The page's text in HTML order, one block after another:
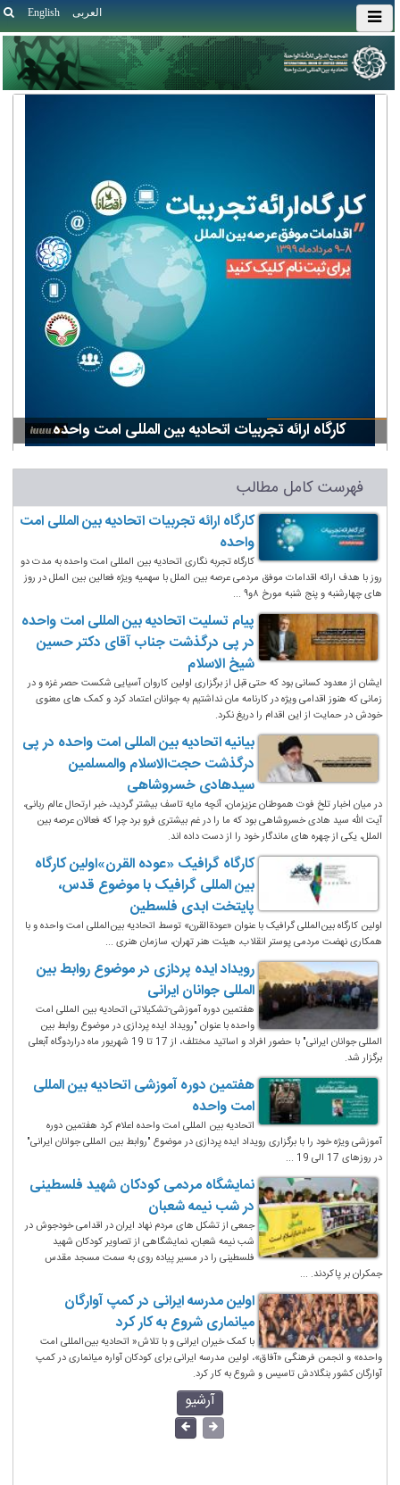
English العربی
کارگاه ارائه تجربیات اتحادیه بین المللی امت واحده
فهرست کامل مطالب
کارگاه ارائه تجربیات اتحادیه بین المللی امت
واحده
کارگاه تجربه نگاری اتحادیه بین المللی امت واحده به مدت دو
روز با هدف ارائه اقدامات موفق مردمی عرصه بین الملل با سهمیه ویژه فعالین بین الملل در روز
های چهارشنبه و پنج شنبه مورخ ۸و۹ ...
پیام تسلیت اتحادیه بین المللی امت واحده
در پی درگذشت جناب آقای دکتر حسین
شیخ الاسلام
ایشان از معدود کسانی بود که حتی قبل از برگزاری اولین کاروان آسیایی شکست حصر غزه و در
زمانی که هنوز اقدامی ویژه در کارنامه مان نداشتیم به جوانان اعتماد کرد و کمک های معنوی
خودش در حمایت از این اقدام را دریغ نکرد.
بیانیه اتحادیه بین المللی امت واحده در پی
درگذشت حجت‌الاسلام والمسلمین
سیدهادی خسروشاهی
در میان اخبار تلخ فوت هموطنان عزیزمان، آنچه مایه تاسف بیشتر گردید، خبر ارتحال عالم ربانی،
آیت الله سید هادی خسروشاهی بود که ما را در غم بیشتری فرو برد چرا که فعالان عرصه بین
الملل، یکی از چهره های ماندگار خود را از دست داده اند.
کارگاه گرافیک «عوده القرن»اولین کارگاه
بین المللی گرافیک با موضوع قدس،
پایتخت ابدی فلسطین
اولین کارگاه بین‌المللی گرافیک با عنوان «عودةالقرن» توسط اتحادیه بین‌المللی امت واحده و با
همکاری نهضت مردمی پوستر انقلاب، هیئت هنر تهران، سازمان هنری ...
رویداد ایده پردازی در موضوع روابط بین
المللی جوانان ایرانی
هفتمین دوره آموزشی-تشکیلاتی اتحادیه بین المللی امت
واحده با عنوان "رویداد ایده پردازی در موضوع روابط بین
المللی جوانان ایرانی" با حضور افراد و اساتید مختلف، از 17 تا 19 شهریور ماه دراردوگاه آبعلی
برگزار شد.
هفتمین دوره آموزشی اتحادیه بین المللی
امت واحده
اتحادیه بین المللی امت واحده اعلام کرد هفتمین دوره
آموزشی ویژه خود را با برگزاری رویداد ایده پردازی در موضوع "روابط بین المللی جوانان ایرانی"
در روزهای 17 الی 19 ...
نمایشگاه مردمی کودکان شهید فلسطینی
در شب نیمه شعبان
جمعی از تشکل های مردم نهاد ایران در اقدامی خودجوش در
شب نیمه شعبان، نمایشگاهی از تصاویر کودکان شهید
فلسطینی را در مسیر پیاده روی به سمت مسجد مقدس
جمکران بر پاکردند. ...
اولین مدرسه ایرانی در کمپ آوارگان
میانماری شروع به کار کرد
با کمک خیران ایرانی و با تلاش« اتحادیه بین‌المللی امت
واحده» و انجمن فرهنگی «آفاق»، اولین مدرسه ایرانی برای کودکان آواره میانماری در کمپ
آوارگان کشور بنگلادش تاسیس و شروع به کار کرد.
آرشیو